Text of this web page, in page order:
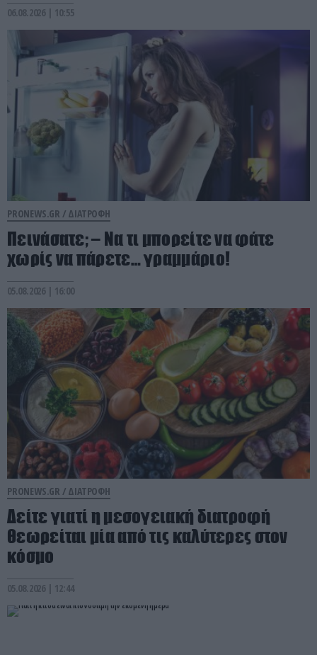
06.08.2026 | 10:55
PRONEWS.GR / ΔΙΑΤΡΟΦΗ
Πεινάσατε; – Να τι μπορείτε να φάτε
χωρίς να πάρετε… γραμμάριο!
05.08.2026 | 16:00
PRONEWS.GR / ΔΙΑΤΡΟΦΗ
Δείτε γιατί η μεσογειακή διατροφή
θεωρείται μία από τις καλύτερες στον
κόσμο
05.08.2026 | 12:44